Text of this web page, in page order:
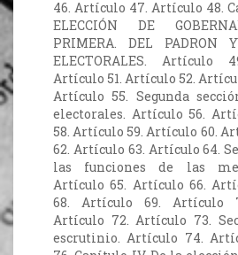
46. Artículo 47. Artículo 48.
ELECCIÓN DE
PRIMERA. DEL PADRON
ELECTORALES. Artículo
Artículo 51. Artículo 52.
Artículo 55. Segunda
electorales. Artículo 56.
58. Artículo 59. Artículo 60.
62. Artículo 63. Artículo 64.
las funciones de las
Artículo 65. Artículo 66.
68. Artículo 69. Artículo
Artículo 72. Artículo 73.
escrutinio. Artículo 74.